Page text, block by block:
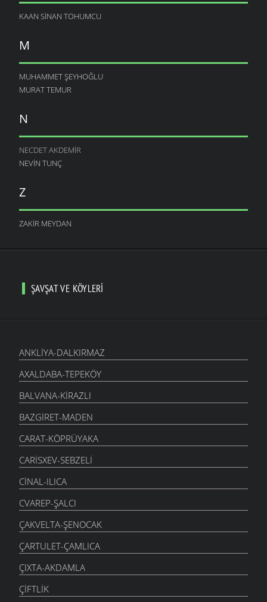
KAAN SINAN TOHUMCU
M
MUHAMMET ŞEYHOĞLU
MURAT TEMUR
N
NECDET AKDEMIR
NEVIN TUNÇ
Z
ZAKIR MEYDAN
ŞAVŞAT VE KÖYLERI
ANKLIYA-DALKIRMAZ
AXALDABA-TEPEKÖY
BALVANA-KIRAZLI
BAZGIRET-MADEN
CARAT-KÖPRÜYAKA
CARISXEV-SEBZELI
CINAL-ILICA
CVAREP-ŞALCI
ÇAKVELTA-ŞENOCAK
ÇARTULET-ÇAMLICA
ÇIXTA-AKDAMLA
ÇIFTLIK